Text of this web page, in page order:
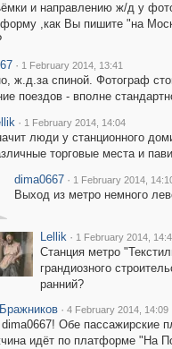
и направлению ж/д у
,как Вы пишите "на
· 1 February 2014, 13:41
ж.д.за спиной. Фотограф
поездов - вполне
· 1 February 2014, 14:04
люди у станционного
торговые места и
dima0667 · 1 February 2014,
Выход из метро немного
Lellik · 1 February 2014,
Станция метро
грандиозного
ранний?
· 4 February 2014, 14:09
Обе пассажирские
идёт по платформе "На